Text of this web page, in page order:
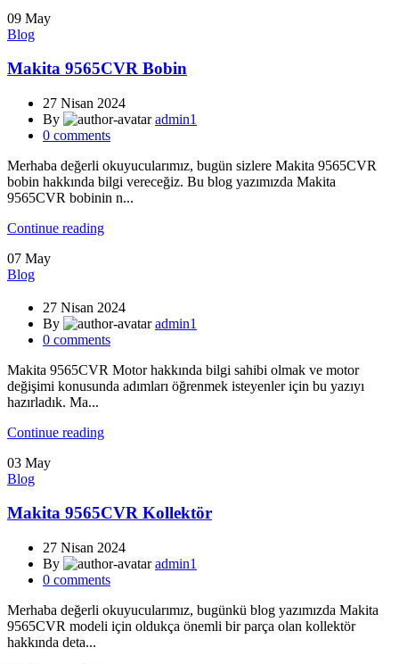
09 May
Blog
Makita 9565CVR Bobin
27 Nisan 2024
By
admin1
0 comments
Merhaba değerli okuyucularımız, bugün sizlere Makita 9565CVR
bobin hakkında bilgi vereceğiz. Bu blog yazımızda Makita
9565CVR bobinin n...
Continue reading
07 May
Blog
27 Nisan 2024
By
admin1
0 comments
Makita 9565CVR Motor hakkında bilgi sahibi olmak ve motor
değişimi konusunda adımları öğrenmek isteyenler için bu yazıyı
hazırladık. Ma...
Continue reading
03 May
Blog
Makita 9565CVR Kollektör
27 Nisan 2024
By
admin1
0 comments
Merhaba değerli okuyucularımız, bugünkü blog yazımızda Makita
9565CVR modeli için oldukça önemli bir parça olan kollektör
hakkında deta...